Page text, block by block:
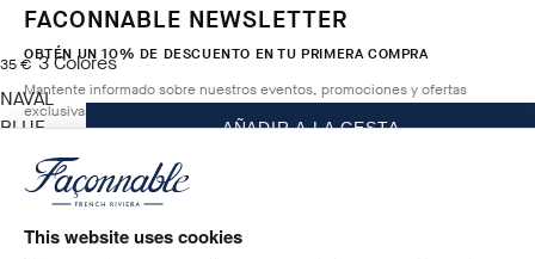
This website uses cookies
35 €
precio actual 35 €
3Colores
NAVAL
BLUE
AÑADIR A LA CESTA
FACONNABLE NEWSLETTER
OBTÉN UN 10% DE DESCUENTO EN TU PRIMERA COMPRA
Mantente informado sobre nuestros eventos, promociones y ofertas
exclusivas.
Correo electrónico*